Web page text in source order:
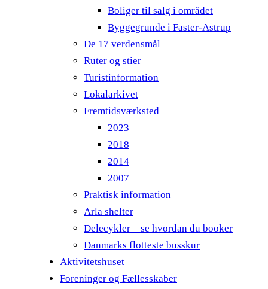
Boliger til salg i området
Byggegrunde i Faster-Astrup
De 17 verdensmål
Ruter og stier
Turistinformation
Lokalarkivet
Fremtidsværksted
2023
2018
2014
2007
Praktisk information
Arla shelter
Delecykler – se hvordan du booker
Danmarks flotteste busskur
Aktivitetshuset
Foreninger og Fællesskaber